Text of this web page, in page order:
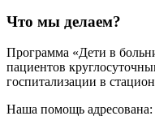
Что мы делаем?
Программа «Дети в
пациентов
госпитализации в
Наша помощь адресована: